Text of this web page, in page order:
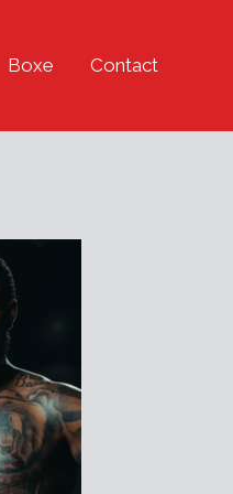
Boxe Contact